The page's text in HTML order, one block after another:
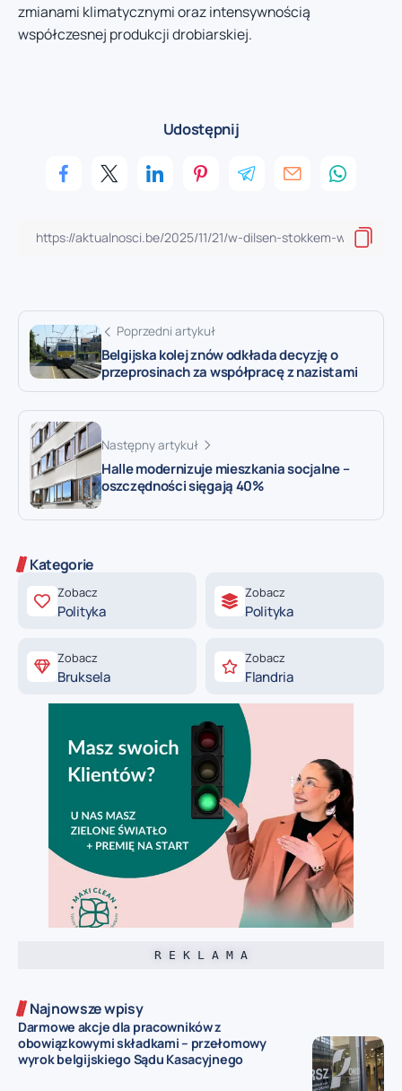
zmianami klimatycznymi oraz intensywnością
współczesnej produkcji drobiarskiej.
Udostępnij
Poprzedni artykuł
Belgijska kolej znów odkłada decyzję o
przeprosinach za współpracę z nazistami
Następny artykuł
Halle modernizuje mieszkania socjalne –
oszczędności sięgają 40%
Kategorie
Zobacz
Polityka
Zobacz
Polityka
Zobacz
Bruksela
Zobacz
Flandria
R E K L A M A
Najnowsze wpisy
Darmowe akcje dla pracowników z
obowiązkowymi składkami – przełomowy
wyrok belgijskiego Sądu Kasacyjnego